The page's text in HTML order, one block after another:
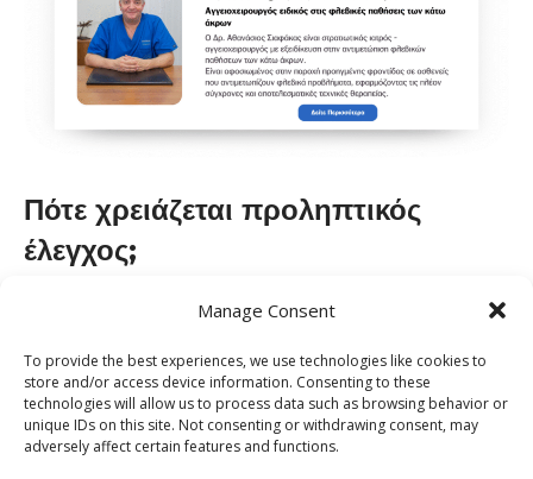
Manage Consent
To provide the best experiences, we use technologies like cookies to
store and/or access device information. Consenting to these
technologies will allow us to process data such as browsing behavior or
unique IDs on this site. Not consenting or withdrawing consent, may
adversely affect certain features and functions.
Πότε χρειάζεται προληπτικός
έλεγχος;
Για άτομα με οικογενειακό ιστορικό φλεβικών παθήσεων, ο
εμφανιστούν συμπτώματα. Ο υπερηχογραφικός έλεγχος
(triplex φλεβών) δίνει σαφή εικόνα της κατάστασης των
αγγείων και μπορεί να εντοπίσει πρώιμα σημάδια